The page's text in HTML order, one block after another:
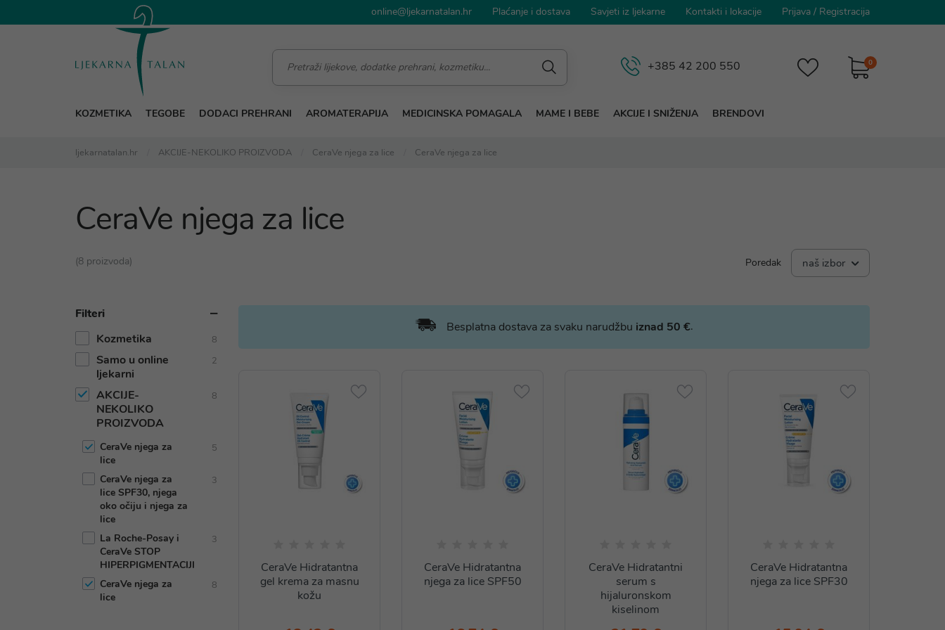
online@ljekarnatalan.hr Plaćanje i dostava Savjeti iz ljekarne Kontakti i lokacije Prijava / Registracija
0
+385 42 200 550
KOZMETIKA TEGOBE DODACI PREHRANI AROMATERAPIJA MEDICINSKA POMAGALA MAME I BEBE AKCIJE I SNIŽENJA BRENDOVI
ljekarnatalan.hr AKCIJE-NEKOLIKO PROIZVODA CeraVe njega za lice CeraVe njega za lice
CeraVe njega za lice
(8 proizvoda) Poredak naš izbor
Filteri
Kozmetika
8
Samo u online
ljekarni
2
AKCIJE-
NEKOLIKO
PROIZVODA
8
CeraVe njega za
lice
5
CeraVe njega za
lice SPF30, njega
oko očiju i njega za
lice
3
La Roche-Posay i
CeraVe STOP
HIPERPIGMENTACIJI
3
CeraVe njega za
lice
8
Besplatna dostava za svaku narudžbu iznad 50 €.
CeraVe Hidratantna
gel krema za masnu
kožu
CeraVe Hidratantna
njega za lice SPF50
CeraVe Hidratantni
serum s
hijaluronskom
kiselinom
CeraVe Hidratantna
njega za lice SPF30